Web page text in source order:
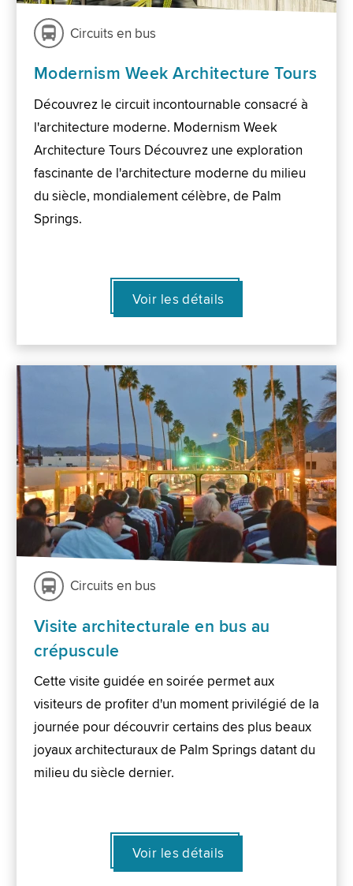
Circuits en bus
Modernism Week Architecture Tours
Découvrez le circuit incontournable consacré à
l'architecture moderne. Modernism Week
Architecture Tours Découvrez une exploration
fascinante de l'architecture moderne du milieu
du siècle, mondialement célèbre, de Palm
Springs.
Voir les détails
Circuits en bus
Visite architecturale en bus au
crépuscule
Cette visite guidée en soirée permet aux
visiteurs de profiter d'un moment privilégié de la
journée pour découvrir certains des plus beaux
joyaux architecturaux de Palm Springs datant du
milieu du siècle dernier.
Voir les détails